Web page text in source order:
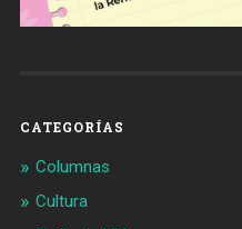
CATEGORÍAS
Columnas
Cultura